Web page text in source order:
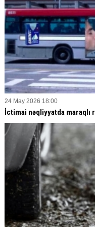
24 May 2026 18:00
İctimai nəqliyyatda maraqlı